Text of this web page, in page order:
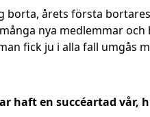
borta, årets första
nya medlemmar
fick ju i alla fall umgås
haft en succéartad vår,